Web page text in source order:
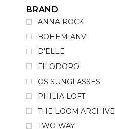
BRAND
ANNA ROCK
BOHEMIANVì
D'ELLE
FILODORO
OS SUNGLASSES
PHILIA LOFT
THE LOOM ARCHIVE
TWO WAY